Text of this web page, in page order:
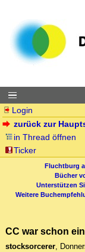
Login
zurück zur
in Thread öffnen
Ticker
Fluchtburg
Bücher
Unterstützen
Weitere
CC war schon
stocksorcerer,